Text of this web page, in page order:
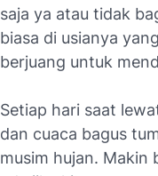
saja ya atau tidak
biasa di usianya
berjuang untuk
Setiap hari saat
dan cuaca bagus
musim hujan. Makin